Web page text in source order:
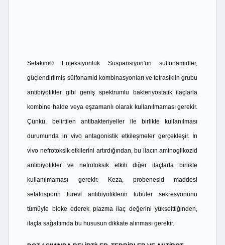
Sefakim® Enjeksiyonluk Süspansiyon'un sülfonamidler,
güçlendirilmiş sülfonamid kombinasyonları ve tetrasiklin grubu
antibiyotikler gibi geniş spektrumlu bakteriyostatik ilaçlarla
kombine halde veya eşzamanlı olarak kullanılmaması gerekir.
Çünkü, belirtilen antibakteriyeller ile birlikte kullanılması
durumunda in vivo antagonistik etkileşmeler gerçekleşir. İn
vivo nefrotoksik etkilerini artırdığından, bu ilacın aminoglikozid
antibiyotikler ve nefrotoksik etkili diğer ilaçlarla birlikte
kullanılmaması gerekir. Keza, probenesid maddesi
sefalosporin türevi antibiyotiklerin tubüler sekresyonunu
tümüyle bloke ederek plazma ilaç değerini yükselttiğinden,
ilaçla sağaltımda bu hususun dikkate alınması gerekir.